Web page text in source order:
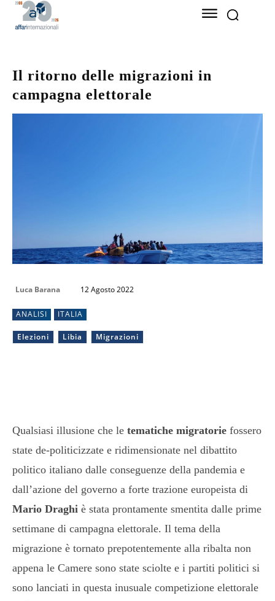
Il ritorno delle migrazioni in
campagna elettorale
Luca Barana 12 Agosto 2022
ANALISI ITALIA
Elezioni Libia Migrazioni
Qualsiasi illusione che le tematiche migratorie fossero
state de-politicizzate e ridimensionate nel dibattito
politico italiano dalle conseguenze della pandemia e
dall’azione del governo a forte trazione europeista di
Mario Draghi è stata prontamente smentita dalle prime
settimane di campagna elettorale. Il tema della
migrazione è tornato prepotentemente alla ribalta non
appena le Camere sono state sciolte e i partiti politici si
sono lanciati in questa inusuale competizione elettorale